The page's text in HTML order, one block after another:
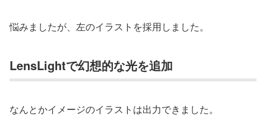
悩みましたが、左のイラストを採用しました。
LensLightで幻想的な光を追加
なんとかイメージのイラストは出力できました。